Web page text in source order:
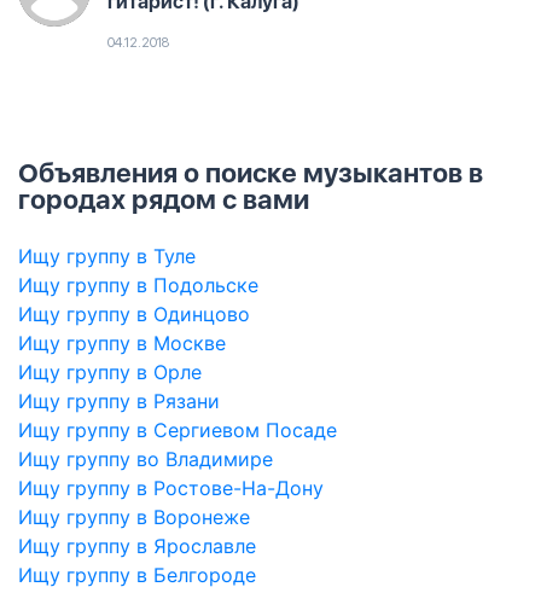
04.12.2018
Объявления о поиске музыкантов в
городах рядом с вами
Ищу группу в Туле
Ищу группу в Подольске
Ищу группу в Одинцово
Ищу группу в Москве
Ищу группу в Орле
Ищу группу в Рязани
Ищу группу в Сергиевом Посаде
Ищу группу во Владимире
Ищу группу в Ростове-На-Дону
Ищу группу в Воронеже
Ищу группу в Ярославле
Ищу группу в Белгороде